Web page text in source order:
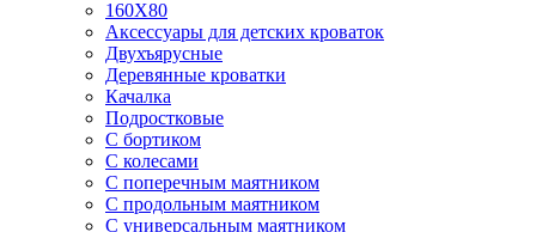
160Х80
Аксессуары для детских кроваток
Двухъярусные
Деревянные кроватки
Качалка
Подростковые
С бортиком
С колесами
С поперечным маятником
С продольным маятником
С универсальным маятником